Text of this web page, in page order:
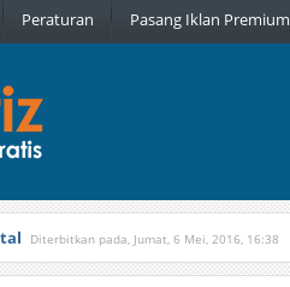
Peraturan Pasang Iklan Premium
Diterbitkan pada, Jumat, 6 Mei, 2016, 16:38
Kamis, 16 Februari, 2017, 21:34